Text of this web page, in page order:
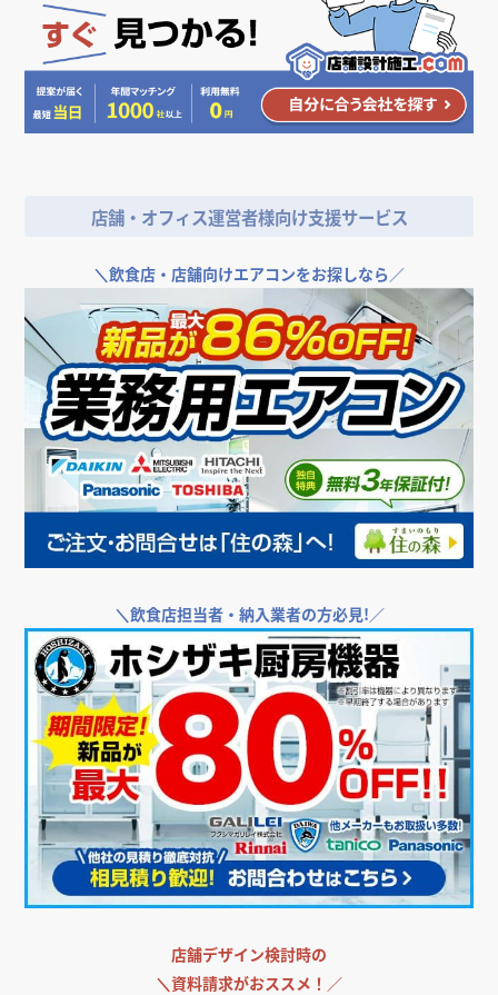
店舗・オフィス運営者様向け支援サービス
＼飲食店・店舗向けエアコンをお探しなら／
＼飲食店担当者・納入業者の方必見!／
店舗デザイン検討時の
＼資料請求がおススメ！／